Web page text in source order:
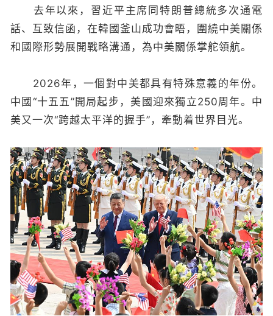
去年以來，習近平主席同特朗普總統多次通電
話、互致信函，在韓國釜山成功會晤，圍繞中美關係
和國際形勢展開戰略溝通，為中美關係掌舵領航。
2026年，一個對中美都具有特殊意義的年份。
中國“十五五”開局起步，美國迎來獨立250周年。中
美又一次“跨越太平洋的握手”，牽動着世界目光。